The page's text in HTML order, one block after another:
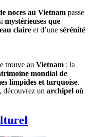
noces au Vietnam passe
mystérieuses que
eau claire et d’une sérénité
trouve au Vietnam : la
mondial de
limpides et turquoise.
, découvrez un archipel où